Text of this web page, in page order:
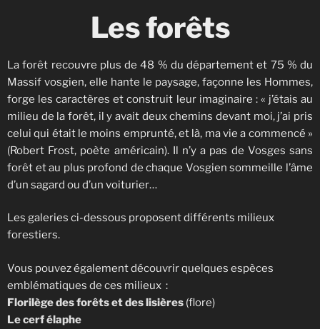
Les forêts
La forêt recouvre plus de 48 % du département et 75 % du
Massif vosgien, elle hante le paysage, façonne les Hommes,
forge les caractères et construit leur imaginaire : « j’étais au
milieu de la forêt, il y avait deux chemins devant moi, j’ai pris
celui qui était le moins emprunté, et là, ma vie a commencé »
(Robert Frost, poète américain). Il n’y a pas de Vosges sans
forêt et au plus profond de chaque Vosgien sommeille l’âme
d’un sagard ou d’un voiturier…
Les galeries ci-dessous proposent différents milieux
forestiers.
Vous pouvez également découvrir quelques espèces
emblématiques de ces milieux :
Florilège des forêts et des lisières (flore)
Le cerf élaphe